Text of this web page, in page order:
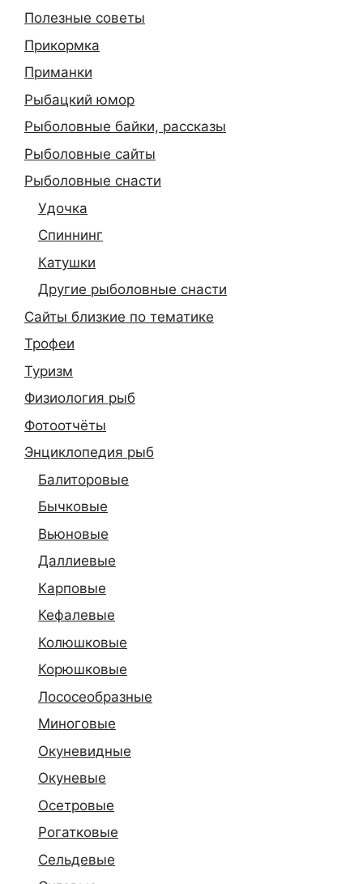
Полезные советы
Прикормка
Приманки
Рыбацкий юмор
Рыболовные байки, рассказы
Рыболовные сайты
Рыболовные снасти
Удочка
Спиннинг
Катушки
Другие рыболовные снасти
Сайты близкие по тематике
Трофеи
Туризм
Физиология рыб
Фотоотчёты
Энциклопедия рыб
Балиторовые
Бычковые
Вьюновые
Даллиевые
Карповые
Кефалевые
Колюшковые
Корюшковые
Лососеобразные
Миноговые
Окуневидные
Окуневые
Осетровые
Рогатковые
Сельдевые